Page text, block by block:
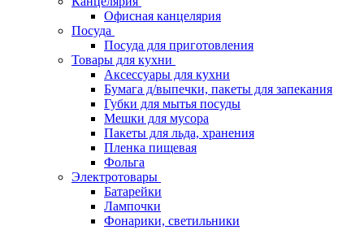
Офисная канцелярия
Посуда
Посуда для приготовления
Товары для кухни
Аксессуары для кухни
Бумага д/выпечки, пакеты для запекания
Губки для мытья посуды
Мешки для мусора
Пакеты для льда, хранения
Пленка пищевая
Фольга
Электротовары
Батарейки
Лампочки
Фонарики, светильники